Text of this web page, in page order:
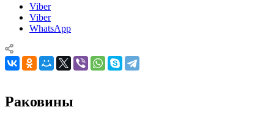
Viber
Viber
WhatsApp
Раковины